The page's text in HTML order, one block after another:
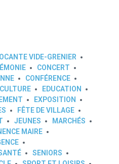
VIDE-GRENIER
CONCERT
CONFÉRENCE
CULTURE
EDUCATION
EXPOSITION
FÊTE DE VILLAGE
JEUNES
MARCHÉS
MAIRE
SENIORS